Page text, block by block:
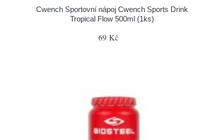
Cwench Sportovní nápoj Cwench Sports Drink
Tropical Flow 500ml (1ks)
69 Kč